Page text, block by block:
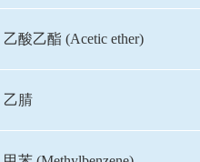
乙酸乙酯 (Acetic ether)
乙腈